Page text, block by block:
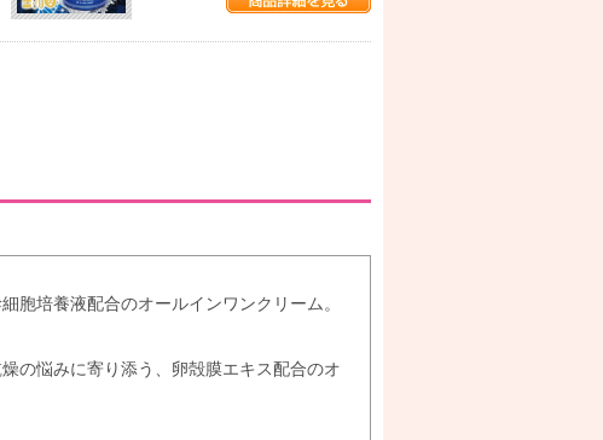
胞培養液配合のオールインワンクリーム。
の悩みに寄り添う、卵殻膜エキス配合のオ